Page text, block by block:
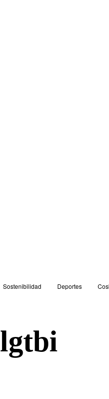
Sostenibilidad Deportes
lgtbi